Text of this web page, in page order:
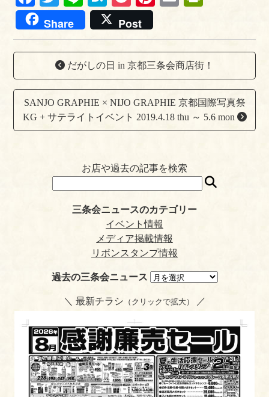
ce
bo
ok
wi
tte
r
ne at
en
a
oc
ke
t
er
es
t
ail tF
ri
en
dl
y
Share Post
だがしの日 in 京都三条会商店街！
SANJO GRAPHIE × NIJO GRAPHIE 京都国際写真祭
KG + サテライトイベント 2019.4.18 thu ～ 5.6 mon
お店や過去の記事を検索
三条会ニュースのカテゴリー
イベント情報
メディア掲載情報
リボンスタンプ情報
過去の三条会ニュース
＼ 最新チラシ （クリックで拡大） ／